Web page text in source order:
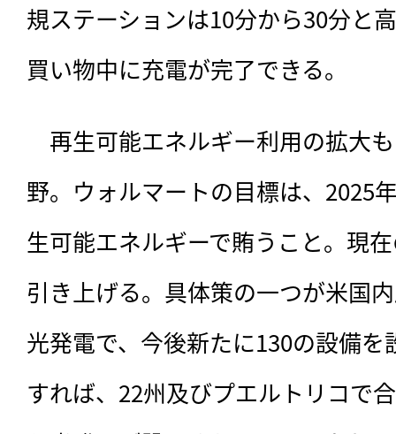
規ステーションは10分から30分と
買い物中に充電が完了できる。
再生可能エネルギー利用の拡大
野。ウォルマートの目標は、2025
生可能エネルギーで賄うこと。現
引き上げる。具体策の一つが米国
光発電で、今後新たに130の設備
すれば、22州及びプエルトリコで